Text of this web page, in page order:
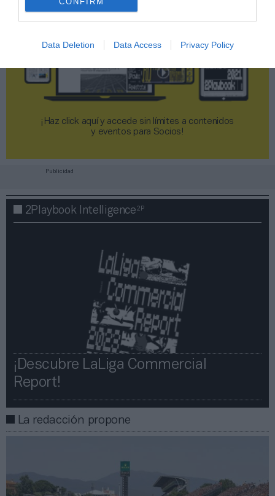
Data Deletion Data Access Privacy Policy
¡Haz click aquí y accede sin límites a contenidos
y eventos para Socios!​​​​​​​
Publicidad
2Playbook Intelligence2P
¡Descubre LaLiga Commercial
Report!​​
La redacción propone